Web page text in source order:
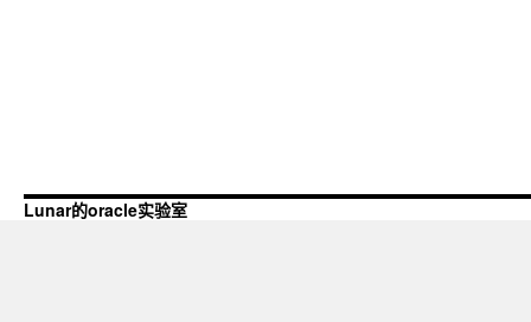
Lunar的oracle实验室